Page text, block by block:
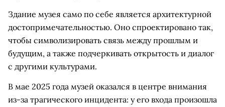
Здание музея само по себе является архитектурной
достопримечательностью. Оно спроектировано так,
чтобы символизировать связь между прошлым и
будущим, а также подчеркивать открытость и диалог
с другими культурами.
В мае 2025 года музей оказался в центре внимания
из-за трагического инцидента: у его входа произошла